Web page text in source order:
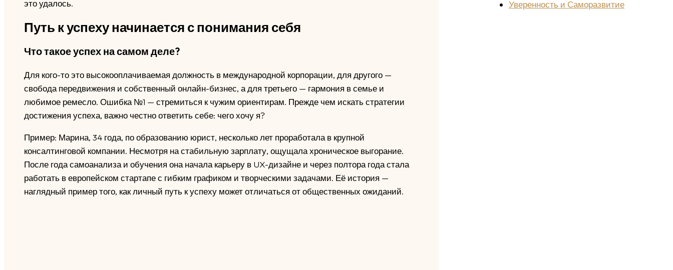
это удалось.
Путь к успеху начинается с понимания себя
Что такое успех на самом деле?
Для кого-то это высокооплачиваемая должность в международной корпорации, для другого —
свобода передвижения и собственный онлайн-бизнес, а для третьего — гармония в семье и
любимое ремесло. Ошибка №1 — стремиться к чужим ориентирам. Прежде чем искать стратегии
достижения успеха, важно честно ответить себе: чего хочу я?
Пример: Марина, 34 года, по образованию юрист, несколько лет проработала в крупной
консалтинговой компании. Несмотря на стабильную зарплату, ощущала хроническое выгорание.
После года самоанализа и обучения она начала карьеру в UX-дизайне и через полтора года стала
работать в европейском стартапе с гибким графиком и творческими задачами. Её история —
наглядный пример того, как личный путь к успеху может отличаться от общественных ожиданий.
Уверенность и Саморазвитие